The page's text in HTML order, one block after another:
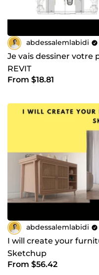
abdessalemlabidi
Je vais dessiner votre
REVIT
From $18.81
abdessalemlabidi
I will create your
Sketchup
From $56.42